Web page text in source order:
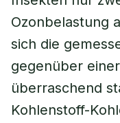
Ozonbelastung
sich die
gegenüber
überraschend
Kohlenstoff-